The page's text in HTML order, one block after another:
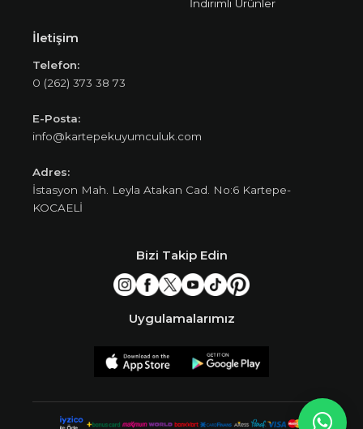
İndirimli Ürünler
İletişim
Telefon:
0 (262) 373 38 73
E-Posta:
info@kartepekuyumculuk.com
Adres:
İstasyon Mah. Leyla Atakan Cad. No:6 Kartepe-
KOCAELİ
Bizi Takip Edin
Uygulamalarımız